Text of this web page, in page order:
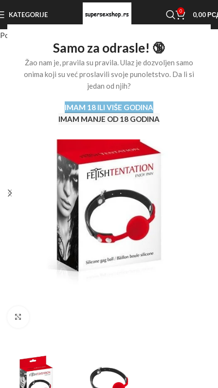
Samo za odrasle! 🔞
Žao nam je, pravila su pravila. Ulaz je dozvoljen samo
onima koji su već proslavili svoje punoletstvo. Da li si
jedan od njih?
IMAM 18 ILI VIŠE GODINA
IMAM MANJE OD 18 GODINA
KATEGORIJE 0 0,00
Početna stranica